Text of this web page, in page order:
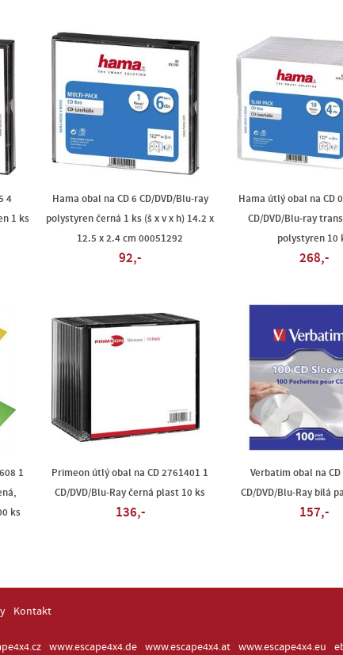
4
1 ks
Hama obal na CD 6 CD/DVD/Blu-ray
polystyren černá 1 ks (š x v x h) 14.2 x
12.5 x 2.4 cm 00051292
92,-
Hama útlý obal na CD
CD/DVD/Blu-ray
polystyren 10
268,-
1
ks
Primeon útlý obal na CD 2761401 1
CD/DVD/Blu-Ray černá plast 10 ks
136,-
Verbatim obal na CD
CD/DVD/Blu-Ray bílá
157,-
Kontakt
www.escape4x4.de www.escape4x4.at www.escape4x4.eu